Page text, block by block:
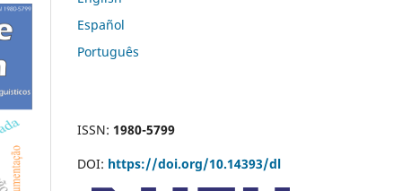
Español
Português
ISSN: 1980-5799
DOI: https://doi.org/10.14393/dl